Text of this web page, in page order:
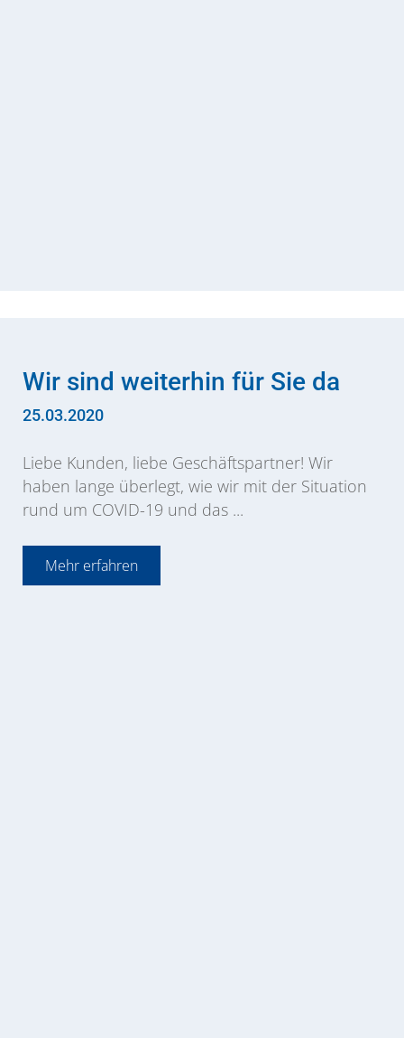
Wir sind weiterhin für Sie da
25.03.2020
Liebe Kunden, liebe Geschäftspartner! Wir
haben lange überlegt, wie wir mit der Situation
rund um COVID-19 und das ...
Mehr erfahren